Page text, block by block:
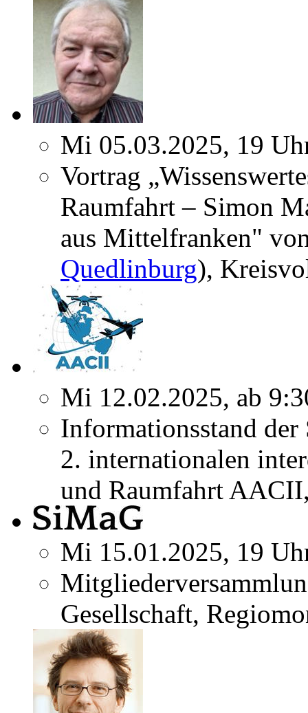
Mi 05.03.2025, 19
Vortrag
Raumfahrt – Simon
aus Mittelfranken"
Quedlinburg),
Mi 12.02.2025, ab
Informationsstand
2. internationalen
und Raumfahrt
Mi 15.01.2025, 19
Gesellschaft,